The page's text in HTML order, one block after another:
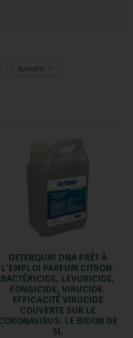
suivant
DETERQUAT DNA PRÊT À
L'EMPLOI PARFUM CITRON.
BACTÉRICIDE, LEVURICIDE,
FONGICIDE, VIRUCIDE.
EFFICACITÉ VIRUCIDE
COUVERTE SUR LE
LE BIDON DE
5L